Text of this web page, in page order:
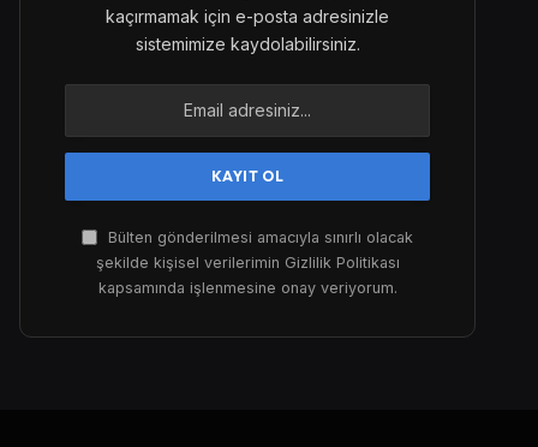
kaçırmamak için e-posta adresinizle
sistemimize kaydolabilirsiniz.
Bülten gönderilmesi amacıyla sınırlı olacak
şekilde kişisel verilerimin Gizlilik Politikası
kapsamında işlenmesine onay veriyorum.